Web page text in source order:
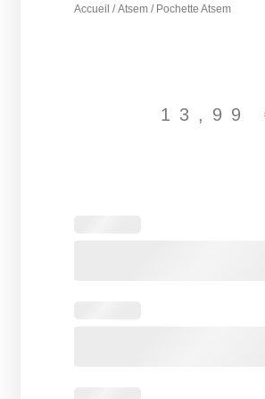
Accueil /Atsem / Pochette Atsem
13,99